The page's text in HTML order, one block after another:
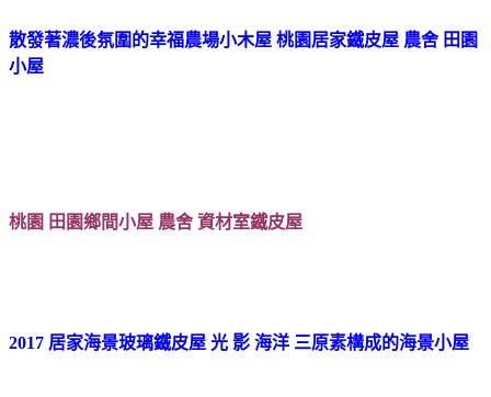
散發著濃後氛圍的幸福農場小木屋 桃園居家鐵皮屋 農舍 田園
小屋
桃園 田園鄉間小屋 農舍 資材室鐵皮屋
2017 居家海景玻璃鐵皮屋 光 影 海洋 三原素構成的海景小屋